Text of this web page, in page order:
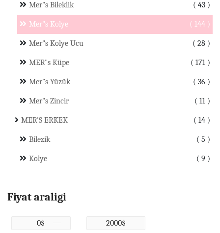
43
Mer"s Bileklik
144
Mer"s Kolye
28
Mer"s Kolye Ucu
171
MER"s Küpe
36
Mer"s Yüzük
11
Mer"s Zincir
14
MER'S ERKEK
5
Bilezik
9
Kolye
Fiyat araligi